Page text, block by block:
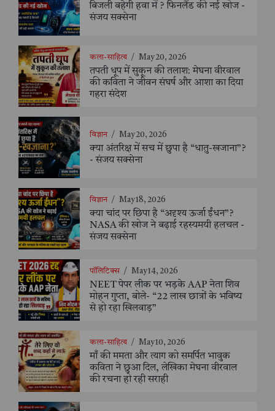
बिजली बहेगी हवा में ? फिनलैंड की नई खोज -
संजय सक्सेना
कला-साहित्य / May 20, 2026
तपती धूप में सुकून की तलाश: मेघना वीरवाल
की कविता ने जीवन संघर्ष और आशा का दिया
गहरा संदेश
विज्ञान / May 20, 2026
क्या अंतरिक्ष में सच में छुपा है “धातु-खजाना”?
- संजय सक्सेना
विज्ञान / May 18, 2026
क्या चांद पर छिपा है “अदृश्य ऊर्जा ईंधन”?
NASA की खोज ने बढ़ाई रहस्यमयी हलचल -
संजय सक्सेना
पॉलिटिक्स / May 14, 2026
NEET पेपर लीक पर भड़के AAP नेता शिव
मोहन गुप्ता, बोले- “22 लाख छात्रों के भविष्य
से हो रहा खिलवाड़”
कला-साहित्य / May 10, 2026
माँ की ममता और त्याग को समर्पित भावुक
कविता ने छुआ दिल, लेखिका मेघना वीरवाल
की रचना हो रही सराही